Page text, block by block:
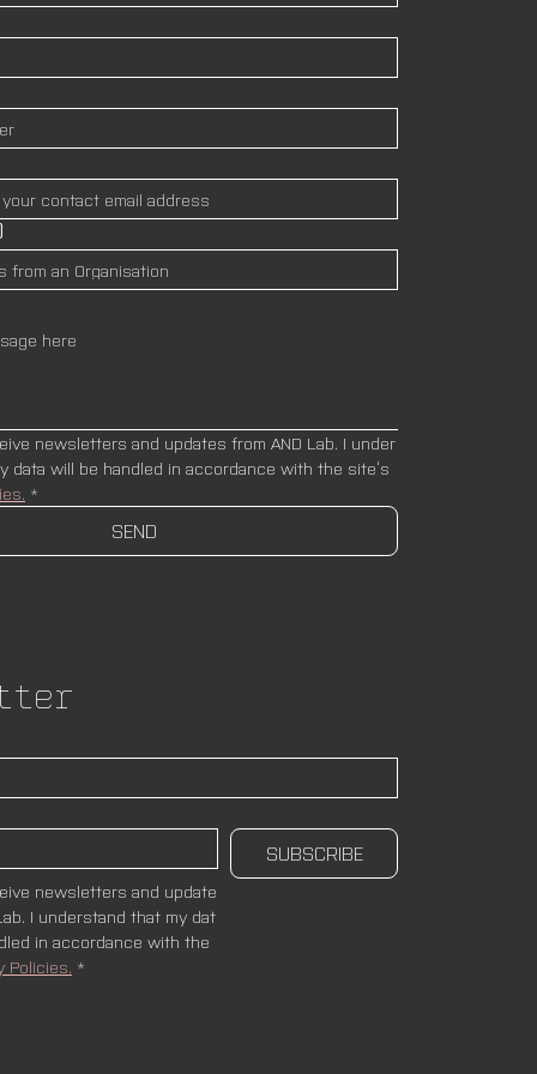
newsletters and updates from AND Lab. I under
*
SEND
SUBSCRIBE
newsletters and update
I understand that my dat
in accordance with the
Policies. *